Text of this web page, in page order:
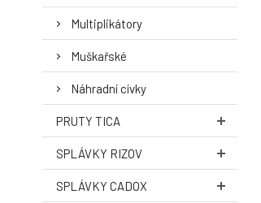
Multiplikátory
Muškařské
Náhradní cívky
PRUTY TICA
SPLÁVKY RIZOV
SPLÁVKY CADOX